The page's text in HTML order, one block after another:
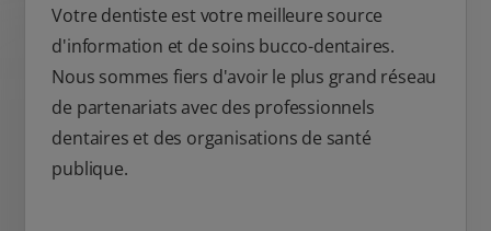
Votre dentiste est votre meilleure source
d'information et de soins bucco-dentaires.
Nous sommes fiers d'avoir le plus grand réseau
de partenariats avec des professionnels
dentaires et des organisations de santé
publique.